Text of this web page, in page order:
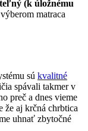
(k úložnému
matraca
sú kvalitné
spávali takmer v
preč a dnes vieme
že aj krčná chrbtica
uhnať zbytočné